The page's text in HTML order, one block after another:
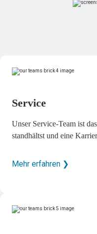
Service
Unser Service-Team ist
standhältst und eine
Mehr erfahren ❯